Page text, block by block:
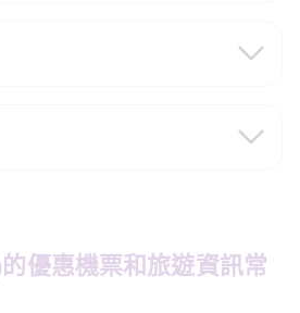
優惠機票和旅遊資訊常